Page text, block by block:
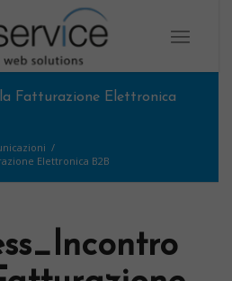
Fatturazione Elettronica
/
Elettronica B2B